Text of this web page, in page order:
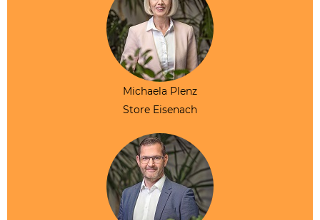
Michaela Plenz
Store Eisenach